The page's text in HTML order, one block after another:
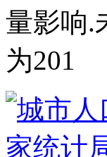
量影响.
为201